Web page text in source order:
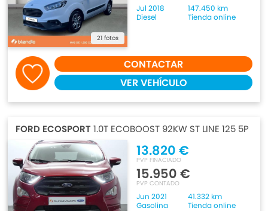
21 fotos
Jul 2018
147.450 km
Diesel
Tienda online
CONTACTAR
VER VEHÍCULO
FORD ECOSPORT1.0T ECOBOOST 92KW ST LINE 125 5P
13.820 €
PVP FINACIADO
15.950 €
PVP CONTADO
Jun 2021
41.332 km
Gasolina
Tienda online